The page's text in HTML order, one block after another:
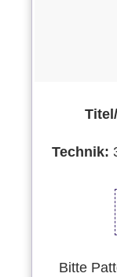
Technik:
Bitte